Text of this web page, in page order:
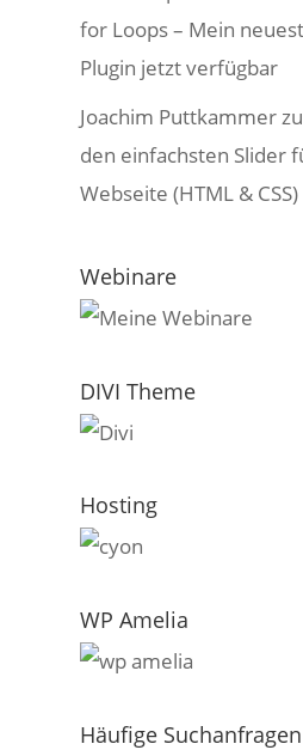
for Loops – Mein
Plugin jetzt verfügbar
Joachim Puttkammerzu
den einfachsten Slider
Webseite (HTML & CSS)
Webinare
DIVI Theme
Hosting
WP Amelia
Häufige Suchanfragen